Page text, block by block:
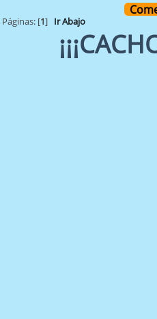
Páginas: [1] Ir Abajo